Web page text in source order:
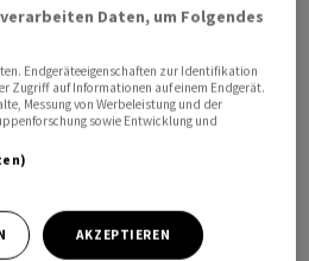
Einige Beobachter sprechen
Art seit dem Sturz vom
Saddam Hussein im Jahr 2003.
International zufolge
Korruptionsniveau. Im
landete der Irak im
auf Platz 136 - und somit weit
Daten, um Folgendes
Endgeräteeigenschaften zur Identifikation
Zugriff auf Informationen auf einem Endgerät.
Messung von Werbeleistung und der
sowie Entwicklung und
AKZEPTIEREN